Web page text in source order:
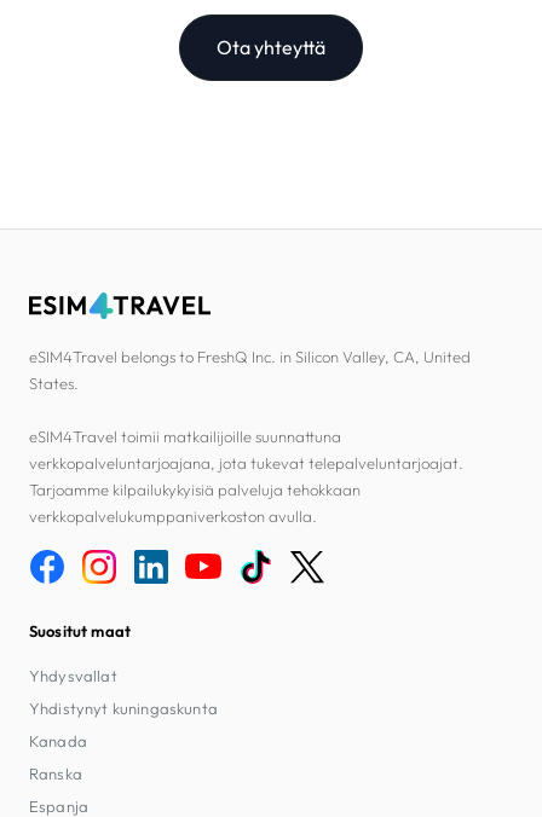
Ota yhteyttä
eSIM4Travel belongs to FreshQ Inc. in Silicon Valley, CA, United
States.
eSIM4Travel toimii matkailijoille suunnattuna
verkkopalveluntarjoajana, jota tukevat telepalveluntarjoajat.
Tarjoamme kilpailukykyisiä palveluja tehokkaan
verkkopalvelukumppaniverkoston avulla.
Suositut maat
Yhdysvallat
Yhdistynyt kuningaskunta
Kanada
Ranska
Espanja